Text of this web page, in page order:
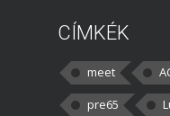
CÍMKÉK
meet
pre65